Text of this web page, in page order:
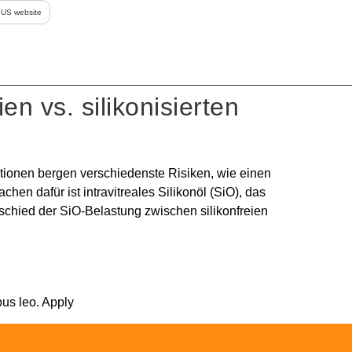
website
vs. silikonisierten
bergen verschiedenste Risiken, wie einen
dafür ist intravitreales Silikonöl (SiO), das
der SiO-Belastung zwischen silikonfreien
leo. Apply